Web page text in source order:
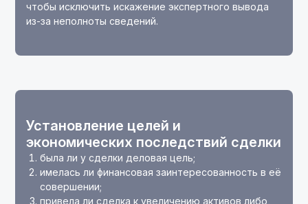
чтобы исключить искажение экспертного вывода
из-за неполноты сведений.
Установление целей и
экономических последствий сделки
была ли у сделки деловая цель;
имелась ли финансовая заинтересованность в её
совершении;
привела ли сделка к увеличению активов либо,